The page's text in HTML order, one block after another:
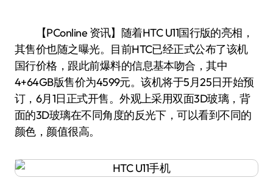
【PConline 资讯】随着HTC U11国行版的亮相，
其售价也随之曝光。目前HTC已经正式公布了该机
国行价格，跟此前爆料的信息基本吻合，其中
4+64GB版售价为4599元。该机将于5月25日开始预
订，6月1日正式开售。外观上采用双面3D玻璃，背
面的3D玻璃在不同角度的反光下，可以看到不同的
颜色，颜值很高。